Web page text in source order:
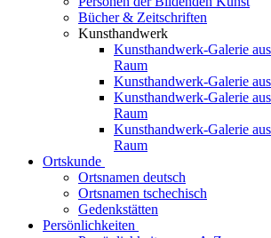
Bücher & Zeitschriften
Kunsthandwerk
Kunsthandwerk-Galerie
Raum
Kunsthandwerk-Galerie
Kunsthandwerk-Galerie
Raum
Kunsthandwerk-Galerie
Raum
Ortskunde
Ortsnamen deutsch
Ortsnamen tschechisch
Gedenkstätten
Persönlichkeiten